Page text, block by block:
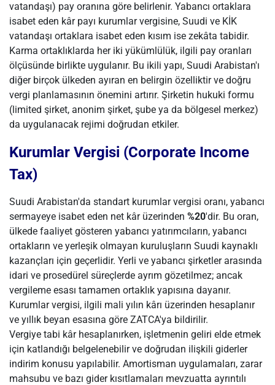
vatandaşı) pay oranına göre belirlenir. Yabancı ortaklara
isabet eden kâr payı kurumlar vergisine, Suudi ve KİK
vatandaşı ortaklara isabet eden kısım ise zekâta tabidir.
Karma ortaklıklarda her iki yükümlülük, ilgili pay oranları
ölçüsünde birlikte uygulanır. Bu ikili yapı, Suudi Arabistan'ı
diğer birçok ülkeden ayıran en belirgin özelliktir ve doğru
vergi planlamasının önemini artırır. Şirketin hukuki formu
(limited şirket, anonim şirket, şube ya da bölgesel merkez)
da uygulanacak rejimi doğrudan etkiler.
Kurumlar Vergisi (Corporate Income
Tax)
Suudi Arabistan'da standart kurumlar vergisi oranı, yabancı
sermayeye isabet eden net kâr üzerinden %20'dir. Bu oran,
ülkede faaliyet gösteren yabancı yatırımcıların, yabancı
ortakların ve yerleşik olmayan kuruluşların Suudi kaynaklı
kazançları için geçerlidir. Yerli ve yabancı şirketler arasında
idari ve prosedürel süreçlerde ayrım gözetilmez; ancak
vergileme esası tamamen ortaklık yapısına dayanır.
Kurumlar vergisi, ilgili mali yılın kârı üzerinden hesaplanır
ve yıllık beyan esasına göre ZATCA'ya bildirilir.
Vergiye tabi kâr hesaplanırken, işletmenin geliri elde etmek
için katlandığı belgelenebilir ve doğrudan ilişkili giderler
indirim konusu yapılabilir. Amortisman uygulamaları, zarar
mahsubu ve bazı gider kısıtlamaları mevzuatta ayrıntılı